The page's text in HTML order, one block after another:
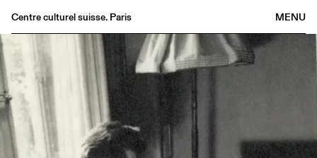
MENU
Centre culturel suisse. Paris
Librairie
Buvette
Archives
Médiathèque